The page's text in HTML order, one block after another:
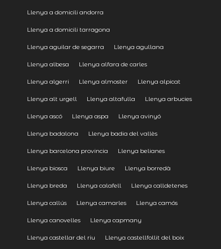
Llenya a domicili andorra
Llenya a domicili tarragona
Llenya aguilar de segarra Llenya agullana
Llenya albesa Llenya alfara de carles
Llenya algerri Llenya almoster Llenya alpicat
Llenya alt urgell Llenya altafulla Llenya arbucies
Llenya ascó Llenya aspa Llenya avinyó
Llenya badalona Llenya badia del vallès
Llenya barcelona provincia Llenya belianes
Llenya biosca Llenya biure Llenya borredà
Llenya breda Llenya calafell Llenya calldetenes
Llenya callús Llenya camarles Llenya camós
Llenya canovelles Llenya capmany
Llenya castellar del riu Llenya castellfollit del boix